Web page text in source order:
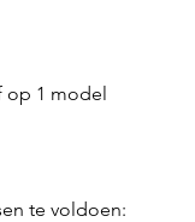
op 1 model
te voldoen: